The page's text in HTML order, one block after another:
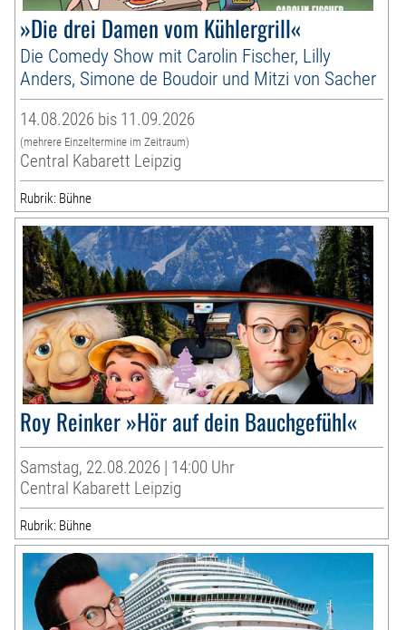
»Die drei Damen vom Kühlergrill«
Die Comedy Show mit Carolin Fischer, Lilly
Anders, Simone de Boudoir und Mitzi von Sacher
14.08.2026 bis 11.09.2026
(mehrere Einzeltermine im Zeitraum)
Central Kabarett Leipzig
Rubrik: Bühne
Roy Reinker »Hör auf dein Bauchgefühl«
Samstag, 22.08.2026 | 14:00 Uhr
Central Kabarett Leipzig
Rubrik: Bühne